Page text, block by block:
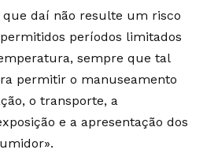
que daí não resulte um risco
períodos limitados
sempre que tal
permitir o manuseamento
o transporte, a
e a apresentação dos